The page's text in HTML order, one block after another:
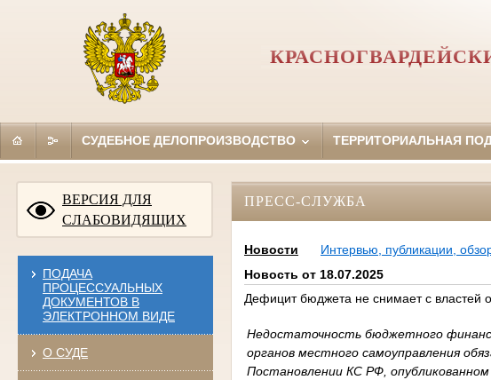
СУДЕБНОЕ ДЕЛОПРОИЗВОДСТВО ТЕРРИТОРИАЛЬНАЯ
ВЕРСИЯ ДЛЯ
СЛАБОВИДЯЩИХ
ПОДАЧА
ПРОЦЕССУАЛЬНЫХ
ДОКУМЕНТОВ В
ЭЛЕКТРОННОМ ВИДЕ
О СУДЕ
ПРЕСС-СЛУЖБА
Новости Интервью, публикации,
Новость от 18.07.2025
Дефицит бюджета не снимает с властей
Недостаточность бюджетного
органов местного самоуправления
Постановлении КС РФ,